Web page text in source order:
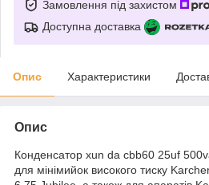
Замовлення під захистом
Доступна доставка
Опис Характеристики
Опис
Конденсатор xun da cbb60 25uf
для мінімийок високого тиску